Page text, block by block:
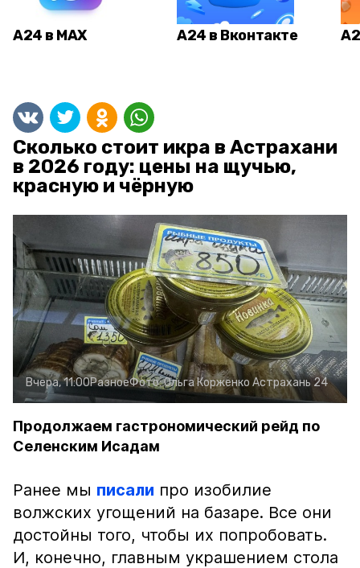
А24 в MAX А24 в Вконтакте
Сколько стоит икра в Астрахани
в 2026 году: цены на щучью,
красную и чёрную
Вчера, 11:00РазноеФото:Ольга Корженко Астрахань 24
Продолжаем гастрономический рейд по
Селенским Исадам
Ранее мы писали про изобилие
волжских угощений на базаре. Все они
достойны того, чтобы их попробовать.
И, конечно, главным украшением стола